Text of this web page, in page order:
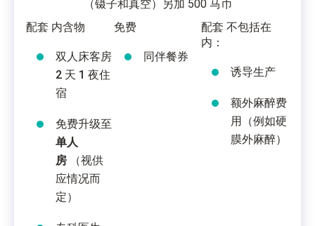
（镊子和真空）另加 500 马币
配套 内含物
双人床客房
2 天 1 夜住
宿
免费升级至
单人
房 （视供
应情况而
定）
免费
同伴餐券
配套 不包括在
内：
诱导生产
额外麻醉费
用（例如硬
膜外麻醉）